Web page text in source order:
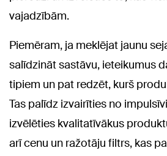
vajadzībām.
Piemēram, ja meklējat jaunu
salīdzināt sastāvu, ieteikumus
tipiem un pat redzēt, kurš
Tas palīdz izvairīties no
izvēlēties kvalitatīvākus
arī cenu un ražotāju filtrs, kas